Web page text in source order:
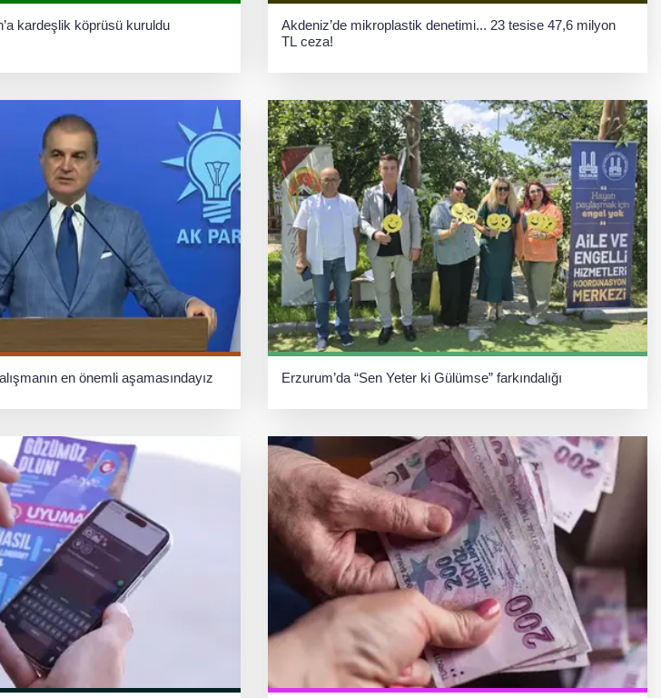
kardeşlik köprüsü kuruldu
Akdeniz’de mikroplastik denetimi... 23 tesise 47,6 milyon
TL ceza!
en önemli aşamasındayız Erzurum’da “Sen Yeter ki Gülümse” farkındalığı